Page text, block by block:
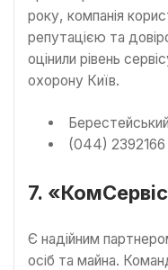
року, компанія
репутацією та
оцінили рівень
охорону Київ.
(044) 2392166
7.
Є надійним
осіб та майна.